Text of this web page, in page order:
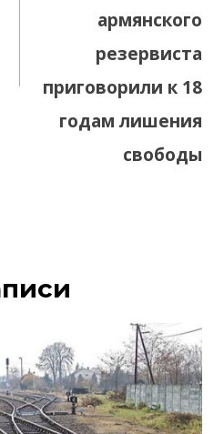
армянского
резервиста
приговорили к 18
годам лишения
свободы